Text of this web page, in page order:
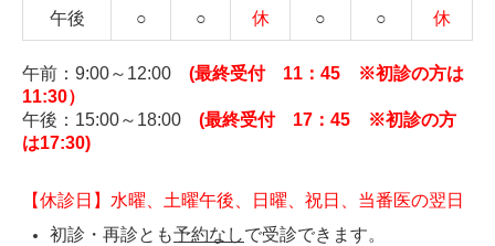
午後 ○ ○ 休 ○ ○ 休
午前：9:00～12:00 (最終受付 11：45 ※初診の方は
11:30）
午後：15:00～18:00 (最終受付 17：45 ※初診の方
は17:30)
【休診日】水曜、土曜午後、日曜、祝日、当番医の翌日
初診・再診とも予約なしで受診できます。